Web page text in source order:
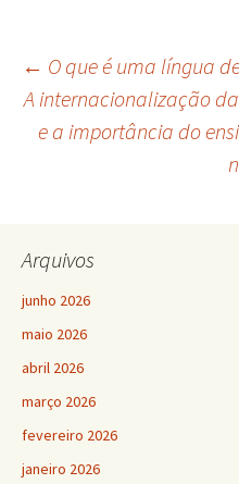
de
← O que é uma língua
A internacionalização
e a importância do
Arquivos
junho 2026
maio 2026
abril 2026
março 2026
fevereiro 2026
janeiro 2026